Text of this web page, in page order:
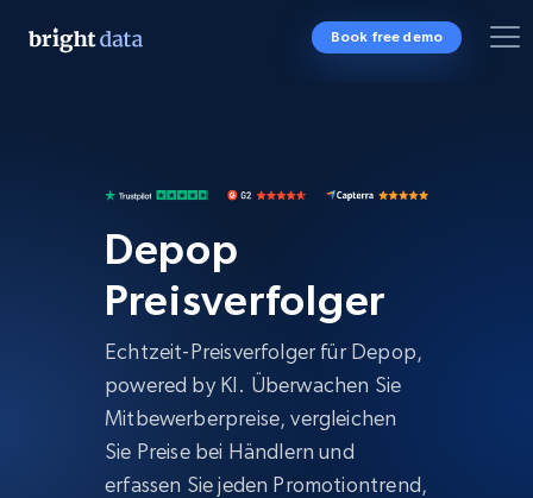
Book free demo
Depop
Preisverfolger
Echtzeit-Preisverfolger für Depop,
powered by KI. Überwachen Sie
Mitbewerberpreise, vergleichen
Sie Preise bei Händlern und
erfassen Sie jeden Promotiontrend,